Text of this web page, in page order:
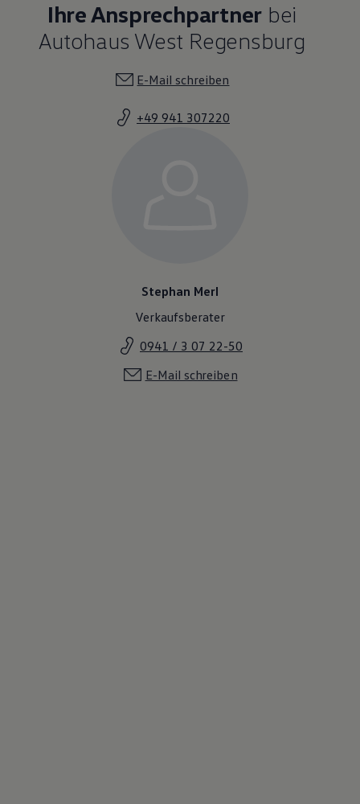
Ihre Ansprechpartner bei
Autohaus West Regensburg
E-Mail schreiben
+49 941 307220
Stephan Merl
Verkaufsberater
0941 / 3 07 22-50
E-Mail schreiben